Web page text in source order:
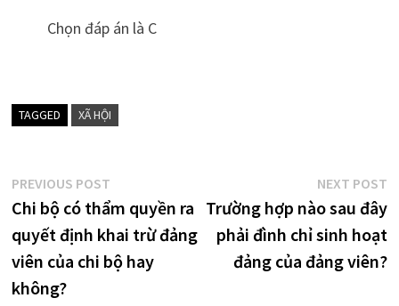
Chọn đáp án là C
TAGGED XÃ HỘI
Điều
hướng
bài
viết
PREVIOUS POSTPrevious
post:
Chi bộ có thẩm quyền ra
quyết định khai trừ đảng
viên của chi bộ hay
không?
NEXT POST
Trường hợp nào sau đây
phải đình chỉ sinh hoạt
đảng của đảng viên?